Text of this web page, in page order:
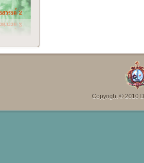
Copyright © 2010